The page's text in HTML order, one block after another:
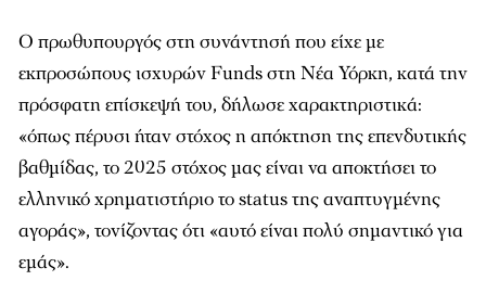
Ο πρωθυπουργός στη συνάντησή που είχε με
εκπροσώπους ισχυρών Funds στη Νέα Υόρκη, κατά την
πρόσφατη επίσκεψή του, δήλωσε χαρακτηριστικά:
«όπως πέρυσι ήταν στόχος η απόκτηση της επενδυτικής
βαθμίδας, το 2025 στόχος μας είναι να αποκτήσει το
ελληνικό χρηματιστήριο το status της αναπτυγμένης
αγοράς», τονίζοντας ότι «αυτό είναι πολύ σημαντικό για
εμάς».